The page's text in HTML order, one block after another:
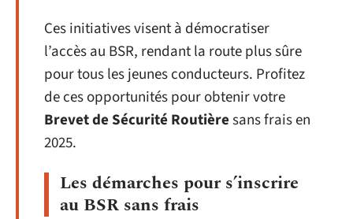
Ces initiatives visent à démocratiser
l’accès au BSR, rendant la route plus sûre
pour tous les jeunes conducteurs. Profitez
de ces opportunités pour obtenir votre
Brevet de Sécurité Routièresans frais en
2025.
Les démarches pour s’inscrire
au BSR sans frais